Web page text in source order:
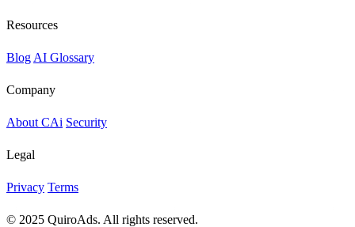
Resources
Blog AI Glossary
Company
About CAi Security
Legal
Privacy Terms
© 2025 QuiroAds. All rights reserved.